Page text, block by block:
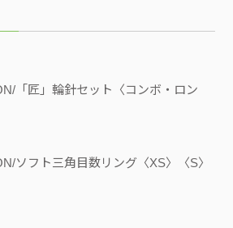
「匠」輪針セット〈コンボ・ロン
ソフト三角目数リング〈XS〉〈S〉